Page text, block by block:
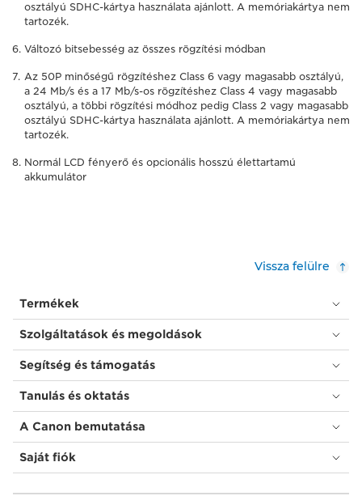
osztályú SDHC-kártya használata ajánlott. A memóriakártya nem
tartozék.
Változó bitsebesség az összes rögzítési módban
Az 50P minőségű rögzítéshez Class 6 vagy magasabb osztályú,
a 24 Mb/s és a 17 Mb/s-os rögzítéshez Class 4 vagy magasabb
osztályú, a többi rögzítési módhoz pedig Class 2 vagy magasabb
osztályú SDHC-kártya használata ajánlott. A memóriakártya nem
tartozék.
Normál LCD fényerő és opcionális hosszú élettartamú
akkumulátor
Vissza felülre
Termékek
Szolgáltatások és megoldások
Segítség és támogatás
Tanulás és oktatás
A Canon bemutatása
Saját fiók